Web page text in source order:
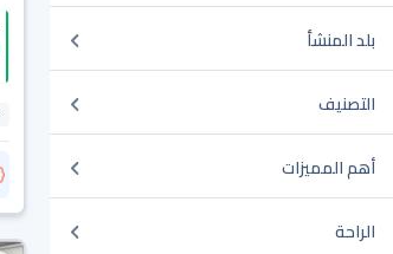
بلد المنشأ
التصنيف
أهم المميزات
الراحة